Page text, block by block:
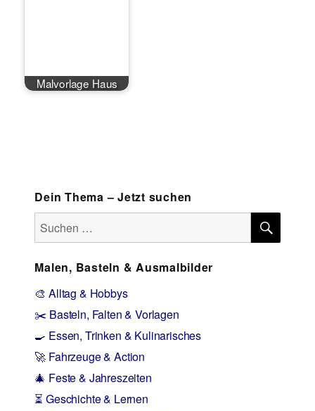
Malvorlage Haus
Dein Thema – Jetzt suchen
Suchen
nach:
Malen, Basteln & Ausmalbilder
🎨 Alltag & Hobbys
✂️ Basteln, Falten & Vorlagen
🍳 Essen, Trinken & Kulinarisches
🚀 Fahrzeuge & Action
🎄 Feste & Jahreszeiten
⏳ Geschichte & Lernen